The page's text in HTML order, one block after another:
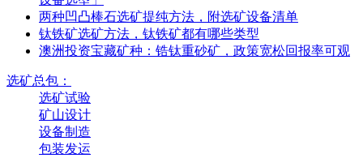
两种凹凸棒石选矿提纯方法，附选矿设备清单
钛铁矿选矿方法，钛铁矿都有哪些类型
澳洲投资宝藏矿种：锆钛重砂矿，政策宽松回报率可观
选矿总包：
选矿试验
矿山设计
设备制造
包装发运